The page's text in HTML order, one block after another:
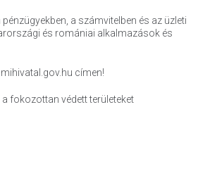
a számvitelben és az üzleti
és romániai alkalmazások és
címen!
a fokozottan védett területeket